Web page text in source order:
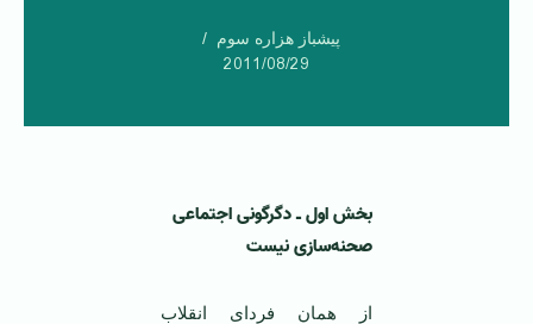
پیشباز هزاره سوم
2011/08/29
بخش اول ـ دگرگونی اجتماعی
صحنه‌سازی نیست
از همان فردای انقلاب